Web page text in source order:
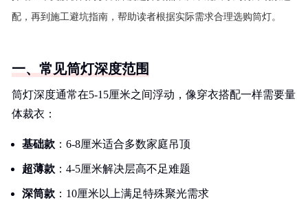
配，再到施工避坑指南，帮助读者根据实际需求合理选购筒灯。
一、常见筒灯深度范围
筒灯深度通常在5-15厘米之间浮动，像穿衣搭配一样需要量
体裁衣：
基础款 ：6-8厘米适合多数家庭吊顶
超薄款 ：4-5厘米解决层高不足难题
深筒款 ：10厘米以上满足特殊聚光需求